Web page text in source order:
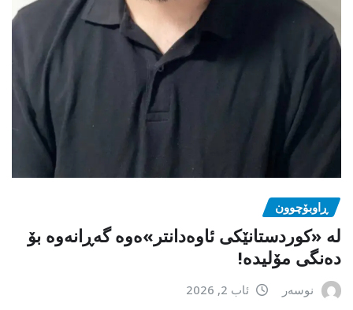
ڕاوبۆچوون
لە «کوردستانێکی ئاوەدانتر»ەوە گەڕانەوە بۆ
دەنگی مۆلیدە!
نوسەر ئاب 2, 2026